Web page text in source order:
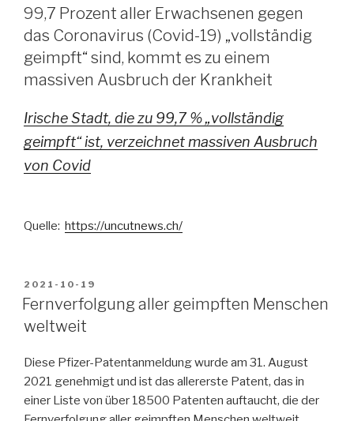
99,7 Prozent aller Erwachsenen gegen
das Coronavirus (Covid-19) „vollständig
geimpft“ sind, kommt es zu einem
massiven Ausbruch der Krankheit
Irische Stadt, die zu 99,7 % „vollständig
geimpft“ ist, verzeichnet massiven Ausbruch
von Covid
Quelle: https://uncutnews.ch/
VERÖFFENTLICHT
AM
2021-10-19
Fernverfolgung aller geimpften Menschen
weltweit
Diese Pfizer-Patentanmeldung wurde am 31. August
2021 genehmigt und ist das allererste Patent, das in
einer Liste von über 18500 Patenten auftaucht, die der